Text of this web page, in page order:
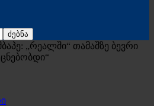
„რეალში“ თამაშზე ბევრი